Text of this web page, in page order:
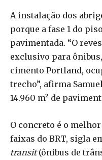
A instalação dos
porque a fase 1 do
pavimentada. “O
exclusivo para
cimento Portland,
trecho”, afirma
14.960 m² de
O concreto é o
faixas do BRT, sigla
transit(ônibus de